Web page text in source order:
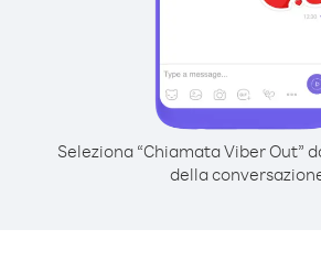
Seleziona “Chiamata Viber Out”
della